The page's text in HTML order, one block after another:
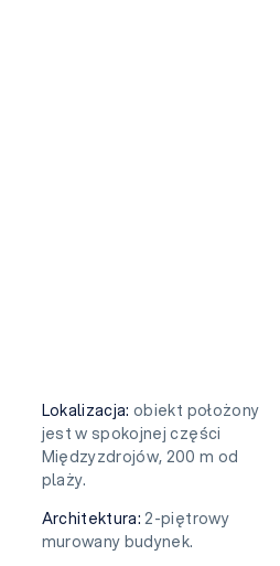
Lokalizacja:obiekt położony
jest w spokojnej części
Międzyzdrojów, 200 m od
plaży.
Architektura:2-piętrowy
murowany budynek.